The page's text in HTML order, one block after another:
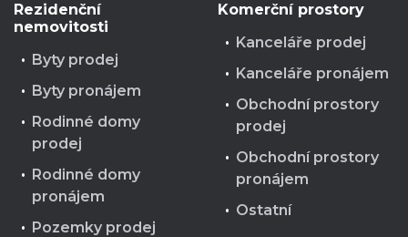
Rezidenční
nemovitosti
Byty prodej
Byty pronájem
Rodinné domy
prodej
Rodinné domy
pronájem
Pozemky prodej
Komerční prostory
Kanceláře prodej
Kanceláře pronájem
Obchodní prostory
prodej
Obchodní prostory
pronájem
Ostatní